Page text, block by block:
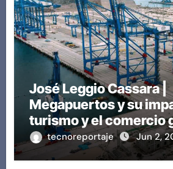
José Leggio Cassara |
Megapuertos y su
turismo y el comercio
tecnoreportaje Jun 2,